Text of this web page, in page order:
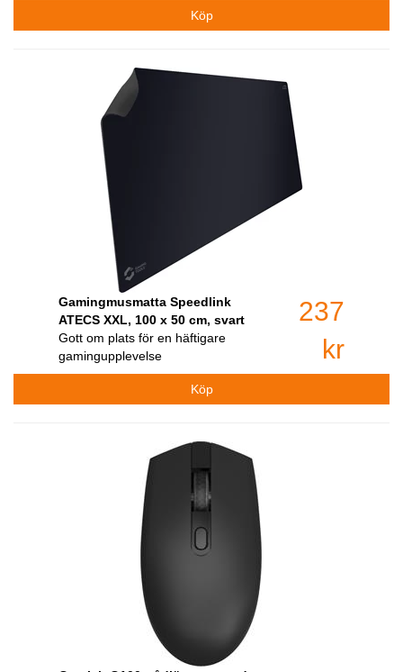
Gamingmusmatta Speedlink
ATECS XXL, 100 x 50 cm, svart
Gott om plats för en häftigare
gamingupplevelse
237
kr